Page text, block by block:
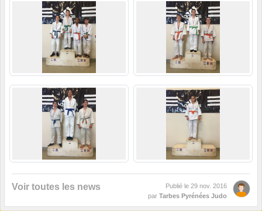
Voir toutes les news Publié le 29 nov. 2016
par Tarbes Pyrénées Judo